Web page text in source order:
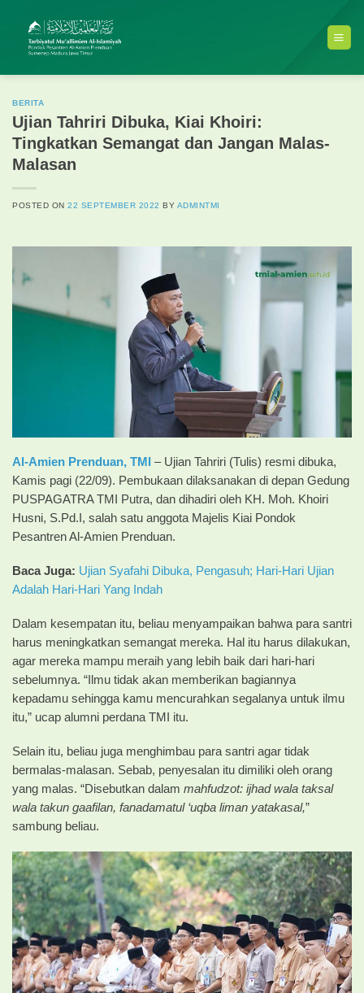
content
BERITA
Ujian Tahriri Dibuka, Kiai Khoiri:
Tingkatkan Semangat dan Jangan Malas-
Malasan
POSTED ON22 SEPTEMBER 2022 BY ADMINTMI
Al-Amien Prenduan, TMI
– Ujian Tahriri (Tulis) resmi dibuka,
Kamis pagi (22/09). Pembukaan dilaksanakan di depan Gedung
PUSPAGATRA TMI Putra, dan dihadiri oleh KH. Moh. Khoiri
Husni, S.Pd.I, salah satu anggota Majelis Kiai Pondok
Pesantren Al-Amien Prenduan.
Baca Juga: Ujian Syafahi Dibuka, Pengasuh; Hari-Hari Ujian
Adalah Hari-Hari Yang Indah
Dalam kesempatan itu, beliau menyampaikan bahwa para santri
harus meningkatkan semangat mereka. Hal itu harus dilakukan,
agar mereka mampu meraih yang lebih baik dari hari-hari
sebelumnya. “Ilmu tidak akan memberikan bagiannya
kepadamu sehingga kamu mencurahkan segalanya untuk ilmu
itu,” ucap alumni perdana TMI itu.
Selain itu, beliau juga menghimbau para santri agar tidak
bermalas-malasan. Sebab, penyesalan itu dimiliki oleh orang
yang malas. “Disebutkan dalam mahfudzot: ijhad wala taksal
wala takun gaafilan, fanadamatul ‘uqba liman yatakasal,”
sambung beliau.